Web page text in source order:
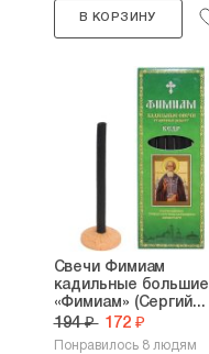
В КОРЗИНУ
Свечи Фимиам
кадильные большие
«Фимиам» (Сергий...
194 ₽ 172 ₽
Понравилось 8 людям